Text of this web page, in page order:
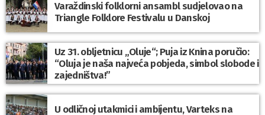
Varaždinski folklorni ansambl sudjelovao na
Triangle Folklore Festivalu u Danskoj
Uz 31. obljetnicu „Oluje“; Puja iz Knina poručio:
“Oluja je naša najveća pobjeda, simbol slobode i
zajedništva!”
U odličnoj utakmici i ambijentu, Varteks na